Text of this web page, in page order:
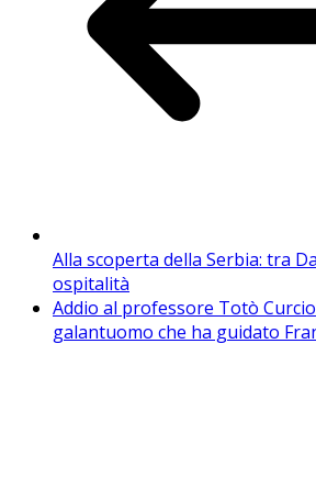
Alla scoperta della Serbia: tra
ospitalità
Addio al professore Totò
galantuomo che ha guidato